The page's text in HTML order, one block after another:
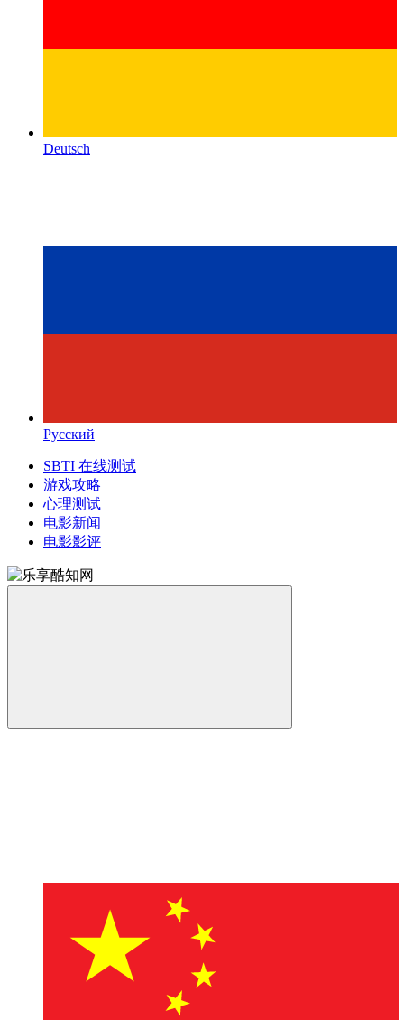
Deutsch
Русский
SBTI 在线测试
游戏攻略
心理测试
电影新闻
电影影评